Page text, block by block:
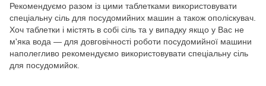
Рекомендуємо разом із цими таблетками використовувати
спеціальну сіль для посудомийних машин а також ополіскувач.
Хоч таблетки і містять в собі сіль та у випадку якщо у Вас не
м'яка вода — для довговічності роботи посудомийної машини
наполегливо рекомендуємо використовувати спеціальну сіль
для посудомийок.